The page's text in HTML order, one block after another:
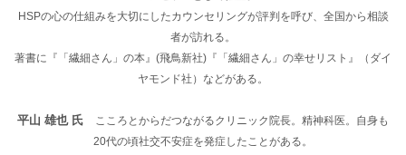
HSPの心の仕組みを大切にしたカウンセリングが評判を呼び、全国から相談
者が訪れる。
著書に『「繊細さん」の本』(飛鳥新社)『「繊細さん」の幸せリスト』（ダイ
ヤモンド社）などがある。
平山 雄也 氏
こころとからだつながるクリニック院長。精神科医。自身も
20代の頃社交不安症を発症したことがある。